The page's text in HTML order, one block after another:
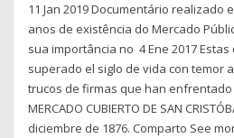
11 Jan 2019 Documentário realizado
anos de existência do Mercado
sua importância no 4 Ene 2017
superado el siglo de vida con temor
trucos de firmas que han
MERCADO CUBIERTO DE SAN
diciembre de 1876. Comparto See